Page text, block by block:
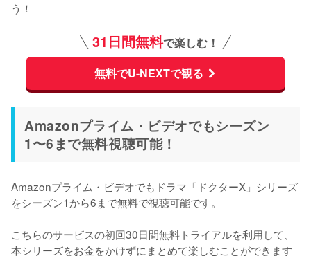
う！
31日間無料で楽しむ！
無料でU-NEXTで観る
Amazonプライム・ビデオでもシーズン
1〜6まで無料視聴可能！
Amazonプライム・ビデオでもドラマ「ドクターX」シリーズ
をシーズン1から6まで無料で視聴可能です。
こちらのサービスの初回30日間無料トライアルを利用して、
本シリーズをお金をかけずにまとめて楽しむことができます